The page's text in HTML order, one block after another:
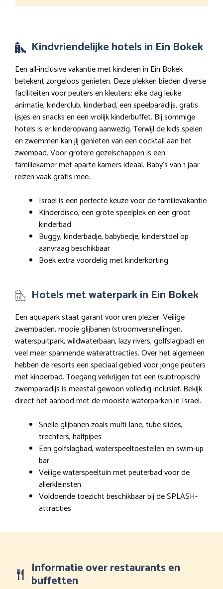
Kindvriendelijke hotels in Ein Bokek
Een all-inclusive vakantie met kinderen in Ein Bokek
betekent zorgeloos genieten. Deze plekken bieden diverse
faciliteiten voor peuters en kleuters: elke dag leuke
animatie, kinderclub, kinderbad, een speelparadijs, gratis
ijsjes en snacks en een vrolijk kinderbuffet. Bij sommige
hotels is er kinderopvang aanwezig. Terwijl de kids spelen
en zwemmen kan jij genieten van een cocktail aan het
zwembad. Voor grotere gezelschappen is een
familiekamer met aparte kamers ideaal. Baby’s van 1 jaar
reizen vaak gratis mee.
Israël is een perfecte keuze voor de familievakantie
Kinderdisco, een grote speelplek en een groot
kinderbad
Buggy, kinderbadje, babybedje, kinderstoel op
aanvraag beschikbaar
Boek extra voordelig met kinderkorting
Hotels met waterpark in Ein Bokek
Een aquapark staat garant voor uren plezier. Veilige
zwembaden, mooie glijbanen (stroomversnellingen,
waterspuitpark, wildwaterbaan, lazy rivers, golfslagbad) en
veel meer spannende waterattracties. Over het algemeen
hebben de resorts een speciaal gebied voor jonge peuters
met kinderbad. Toegang verkrijgen tot een (subtropisch)
zwemparadijs is meestal gewoon volledig inclusief. Bekijk
direct het aanbod met de mooiste waterparken in Israël.
Snelle glijbanen zoals multi-lane, tube slides,
trechters, halfpipes
Een golfslagbad, waterspeeltoestellen en swim-up
bar
Veilige waterspeeltuin met peuterbad voor de
allerkleinsten
Voldoende toezicht beschikbaar bij de SPLASH-
attracties
Informatie over restaurants en
buffetten